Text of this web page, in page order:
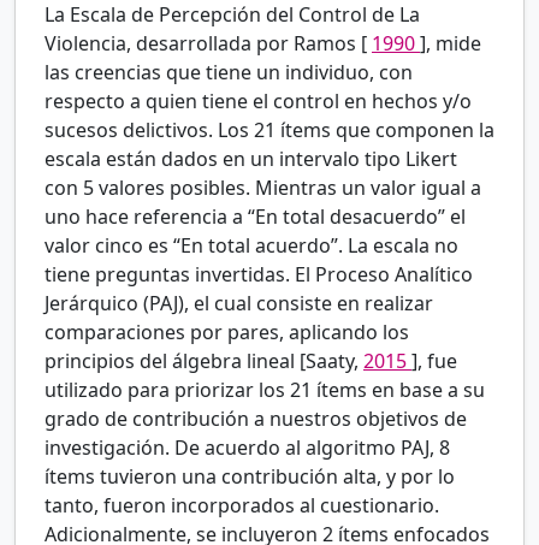
La Escala de Percepción del Control de La
Violencia, desarrollada por Ramos [ 1990], mide
las creencias que tiene un individuo, con
respecto a quien tiene el control en hechos y/o
sucesos delictivos. Los 21 ítems que componen la
escala están dados en un intervalo tipo Likert
con 5 valores posibles. Mientras un valor igual a
uno hace referencia a “En total desacuerdo” el
valor cinco es “En total acuerdo”. La escala no
tiene preguntas invertidas. El Proceso Analítico
Jerárquico (PAJ), el cual consiste en realizar
comparaciones por pares, aplicando los
principios del álgebra lineal [Saaty, 2015], fue
utilizado para priorizar los 21 ítems en base a su
grado de contribución a nuestros objetivos de
investigación. De acuerdo al algoritmo PAJ, 8
ítems tuvieron una contribución alta, y por lo
tanto, fueron incorporados al cuestionario.
Adicionalmente, se incluyeron 2 ítems enfocados